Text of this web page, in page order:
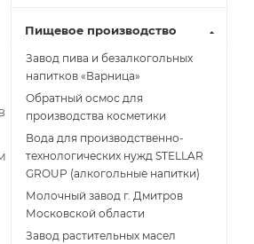
Пищевое производство
Завод пива и безалкогольных
напитков «Варница»
Обратный осмос для
производства косметики
Вода для производственно-
технологических нужд STELLAR
GROUP (алкогольные напитки)
Молочный завод г. Дмитров
Московской области
Завод растительных масел